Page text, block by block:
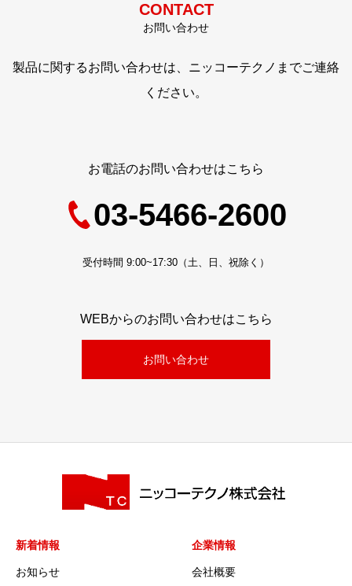
CONTACT
お問い合わせ
製品に関するお問い合わせは、ニッコーテクノまでご連絡
ください。
お電話のお問い合わせはこちら
03-5466-2600
受付時間 9:00~17:30（土、日、祝除く）
WEBからのお問い合わせはこちら
お問い合わせ
新着情報
お知らせ
企業情報
会社概要